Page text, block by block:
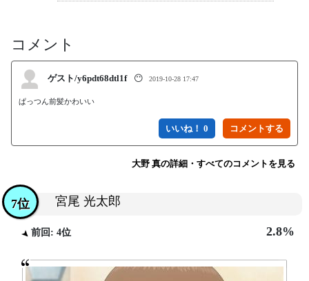
コメント
ゲスト/y6pdt68dtl1f 😶 2019-10-28 17:47
ぱっつん前髪かわいい
いいね！ 0
大野 真の詳細・すべてのコメントを見る
宮尾 光太郎
7位
前回: 4位 2.8%